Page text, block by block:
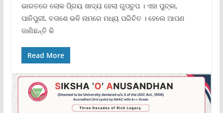
ଭାରତରେ ଲୋକ ପି୍ରୟ ଖାଦ୍ୟ ହେଲା ଗୁପଚୁପ । ଏହା ପୁଚ୍କା,
ପାନିପୁରୀ, ବତାଶେ ଭଳି ନାମରେ ମଧ୍ୟ ପରିଚିତ । ହେଲେ ଆପଣ
ଜାଣିଛନ୍ତି କି
Read More